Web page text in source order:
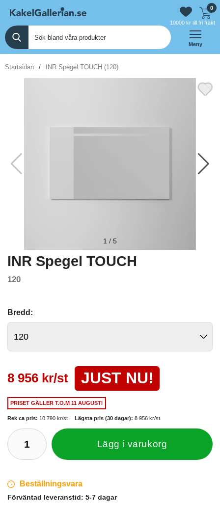
0
10000 kr till fri frakt
Meny
Startsidan INR Spegel TOUCH (120)
1 / 5
INR Spegel TOUCH
120
Bredd:
8 956 kr/st JUST NU!
PRISET GÄLLERT.O.M 11 AUGUSTI
Rek ca pris: 10 790 kr/st Lägsta pris (30 dagar): 8 956 kr/st
Lägg i varukorg
Beställningsvara
Förväntad leveranstid: 5-7 dagar